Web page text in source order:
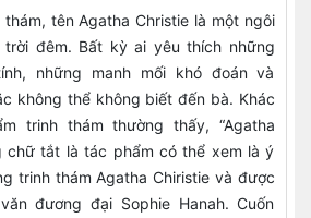
tên Agatha Christie là một ngôi
trời đêm. Bất kỳ ai yêu thích những
những manh mối khó đoán và
không thể không biết đến bà. Khác
trinh thám thường thấy, “Agatha
chữ tắt là tác phẩm có thể xem là ý
trinh thám Agatha Chiristie và được
đương đại Sophie Hanah. Cuốn